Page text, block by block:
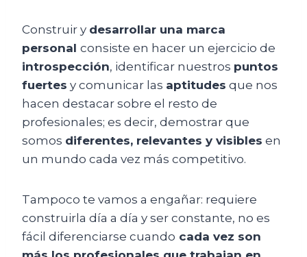
Construir y desarrollar una marca
personal consiste en hacer un ejercicio de
introspección, identificar nuestros puntos
fuertes y comunicar las aptitudes que nos
hacen destacar sobre el resto de
profesionales; es decir, demostrar que
somos diferentes, relevantes y visibles en
un mundo cada vez más competitivo.
Tampoco te vamos a engañar: requiere
construirla día a día y ser constante, no es
fácil diferenciarse cuando cada vez son